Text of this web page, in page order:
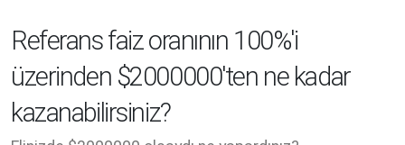
Referans faiz oranının 100%'i
üzerinden $2000000'ten ne kadar
kazanabilirsiniz?